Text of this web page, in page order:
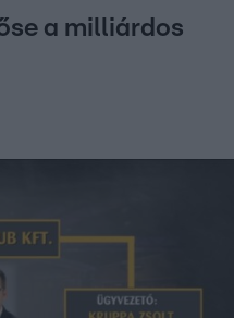
a milliárdos